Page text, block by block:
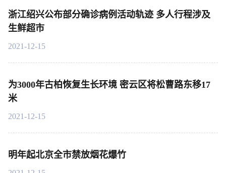
浙江绍兴公布部分确诊病例活动轨迹 多人行程涉及
生鲜超市
2021-12-15
为3000年古柏恢复生长环境 密云区将松曹路东移17
米
2021-12-15
明年起北京全市禁放烟花爆竹